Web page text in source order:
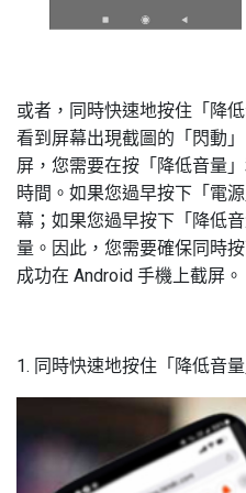
或者，同時快速地按住「降
看到屏幕出現截圖的「閃動
屏，您需要在按「降低音量
時間。如果您過早按下「電
幕；如果您過早按下「降低
量。因此，您需要確保同時
成功在 Android 手機上截屏。
1. 同時快速地按住「降低音